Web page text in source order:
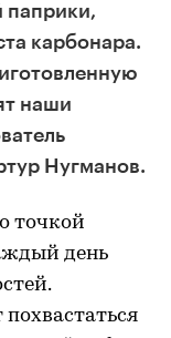
паприки,
карбонара.
наши
Нугманов.
точкой
день